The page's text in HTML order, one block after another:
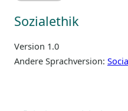
Sozialethik
Version 1.0
Andere Sprachversion: